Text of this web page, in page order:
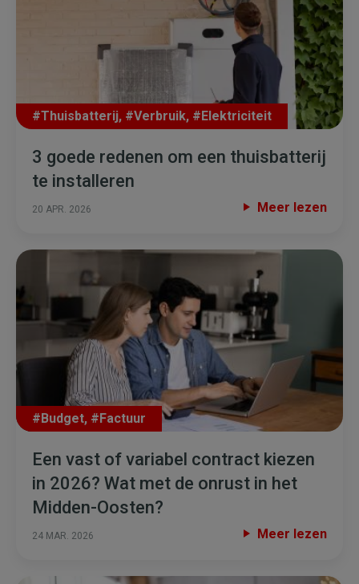
#Thuisbatterij, #Verbruik, #Elektriciteit
3 goede redenen om een thuisbatterij
te installeren
20 APR. 2026 Meer lezen
#Budget, #Factuur
Een vast of variabel contract kiezen
in 2026? Wat met de onrust in het
Midden-Oosten?
24 MAR. 2026 Meer lezen